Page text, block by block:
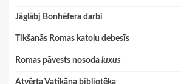
Jāglābj Bonhēfera darbi
Tikšanās Romas katoļu debesīs
Romas pāvests nosoda luxus
Atvērta Vatikāna bibliotēka